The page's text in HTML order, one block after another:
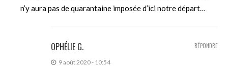
n’y aura pas de quarantaine imposée d’ici notre départ…
OPHÉLIE G.
9 août 2020 - 10:54
RÉPONDRE